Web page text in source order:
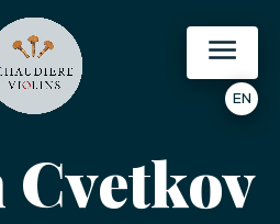
EN
Cvetkov